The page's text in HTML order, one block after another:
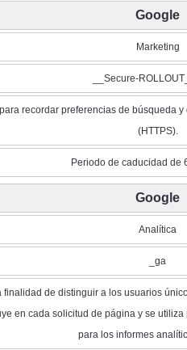
Google
Marketing
__Secure-
recordar preferencias de búsqueda
(HTTPS).
Periodo de caducidad de
Google
Analítica
_ga
finalidad de distinguir a los usuarios
en cada solicitud de página y se
para los informes